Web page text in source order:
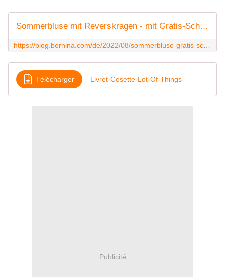
Sommerbluse mit Reverskragen - mit Gratis-Schnittmuster
Télécharger Livret-Cosette-Lot-Of-Things
Publicité